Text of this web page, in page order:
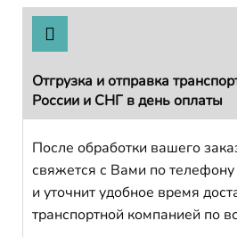
Отгрузка и отправка
России и СНГ в день оплаты
После обработки вашего
свяжется с Вами по телефону
и уточнит удобное время
транспортной компанией по